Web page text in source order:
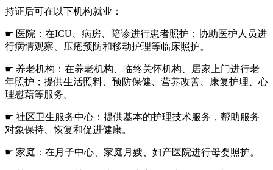
持证后可在以下机构就业：
☛ 医院：在ICU、病房、陪诊进行患者照护；协助医护人员进
行病情观察、压疮预防和移动护理等临床照护。
☛ 养老机构：在养老机构、临终关怀机构、居家上门进行老
年照护；提供生活照料、预防保健、营养改善、康复护理、心
理慰藉等服务。
☛ 社区卫生服务中心：提供基本的护理技术服务，帮助服务
对象保持、恢复和促进健康。
☛ 家庭：在月子中心、家庭月嫂、妇产医院进行母婴照护。